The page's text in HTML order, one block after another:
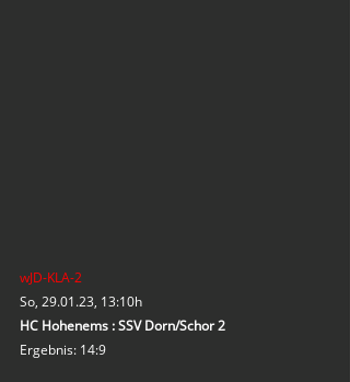
wJD-KLA-2
So, 29.01.23, 13:10h
HC Hohenems : SSV Dorn/Schor 2
Ergebnis: 14:9